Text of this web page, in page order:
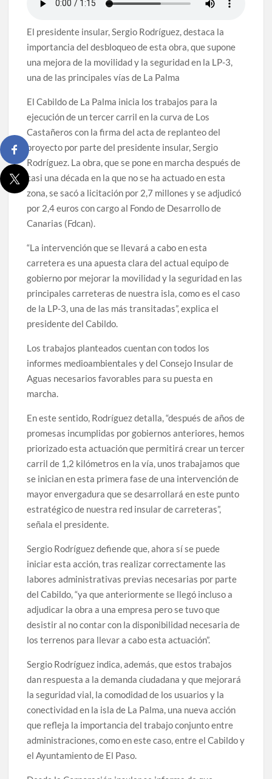
El presidente insular, Sergio Rodríguez, destaca la
importancia del desbloqueo de esta obra, que supone
una mejora de la movilidad y la seguridad en la LP-3,
una de las principales vías de La Palma
El Cabildo de La Palma inicia los trabajos para la
ejecución de un tercer carril en la curva de Los
Castañeros con la firma del acta de replanteo del
proyecto por parte del presidente insular, Sergio
Rodríguez. La obra, que se pone en marcha después de
casi una década en la que no se ha actuado en esta
zona, se sacó a licitación por 2,7 millones y se adjudicó
por 2,4 euros con cargo al Fondo de Desarrollo de
Canarias (Fdcan).
“La intervención que se llevará a cabo en esta
carretera es una apuesta clara del actual equipo de
gobierno por mejorar la movilidad y la seguridad en las
principales carreteras de nuestra isla, como es el caso
de la LP-3, una de las más transitadas”, explica el
presidente del Cabildo.
Los trabajos planteados cuentan con todos los
informes medioambientales y del Consejo Insular de
Aguas necesarios favorables para su puesta en
marcha.
En este sentido, Rodríguez detalla, “después de años de
promesas incumplidas por gobiernos anteriores, hemos
priorizado esta actuación que permitirá crear un tercer
carril de 1,2 kilómetros en la vía, unos trabajamos que
se inician en esta primera fase de una intervención de
mayor envergadura que se desarrollará en este punto
estratégico de nuestra red insular de carreteras”,
señala el presidente.
Sergio Rodríguez defiende que, ahora sí se puede
iniciar esta acción, tras realizar correctamente las
labores administrativas previas necesarias por parte
del Cabildo, “ya que anteriormente se llegó incluso a
adjudicar la obra a una empresa pero se tuvo que
desistir al no contar con la disponibilidad necesaria de
los terrenos para llevar a cabo esta actuación”.
Sergio Rodríguez indica, además, que estos trabajos
dan respuesta a la demanda ciudadana y que mejorará
la seguridad vial, la comodidad de los usuarios y la
conectividad en la isla de La Palma, una nueva acción
que refleja la importancia del trabajo conjunto entre
administraciones, como en este caso, entre el Cabildo y
el Ayuntamiento de El Paso.